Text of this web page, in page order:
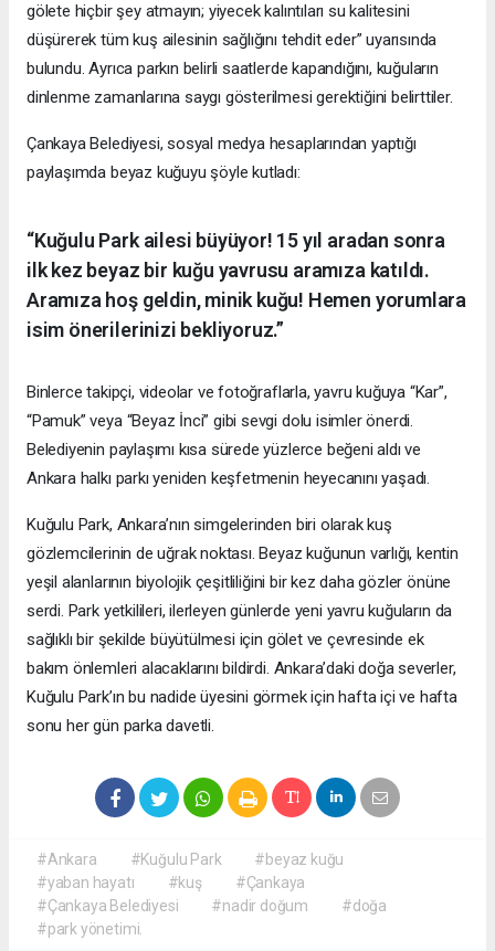
gölete hiçbir şey atmayın; yiyecek kalıntıları su kalitesini
düşürerek tüm kuş ailesinin sağlığını tehdit eder” uyarısında
bulundu. Ayrıca parkın belirli saatlerde kapandığını, kuğuların
dinlenme zamanlarına saygı gösterilmesi gerektiğini belirttiler.
Çankaya Belediyesi, sosyal medya hesaplarından yaptığı
paylaşımda beyaz kuğuyu şöyle kutladı:
“Kuğulu Park ailesi büyüyor! 15 yıl aradan sonra
ilk kez beyaz bir kuğu yavrusu aramıza katıldı.
Aramıza hoş geldin, minik kuğu! Hemen yorumlara
isim önerilerinizi bekliyoruz.”
Binlerce takipçi, videolar ve fotoğraflarla, yavru kuğuya “Kar”,
“Pamuk” veya “Beyaz İnci” gibi sevgi dolu isimler önerdi.
Belediyenin paylaşımı kısa sürede yüzlerce beğeni aldı ve
Ankara halkı parkı yeniden keşfetmenin heyecanını yaşadı.
Kuğulu Park, Ankara’nın simgelerinden biri olarak kuş
gözlemcilerinin de uğrak noktası. Beyaz kuğunun varlığı, kentin
yeşil alanlarının biyolojik çeşitliliğini bir kez daha gözler önüne
serdi. Park yetkilileri, ilerleyen günlerde yeni yavru kuğuların da
sağlıklı bir şekilde büyütülmesi için gölet ve çevresinde ek
bakım önlemleri alacaklarını bildirdi. Ankara’daki doğa severler,
Kuğulu Park’ın bu nadide üyesini görmek için hafta içi ve hafta
sonu her gün parka davetli.
#Ankara #Kuğulu Park
#beyaz kuğu
#yaban hayatı
#kuş
#Çankaya
#Çankaya Belediyesi
#nadir doğum
#doğa
#park yönetimi.